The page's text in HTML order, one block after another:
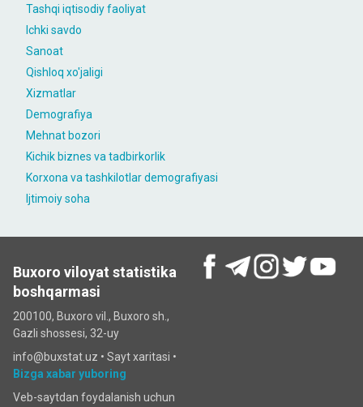
Tashqi iqtisodiy faoliyat
Ichki savdo
Sanoat
Qishloq xo'jaligi
Xizmatlar
Demografiya
Mehnat bozori
Kichik biznes va tadbirkorlik
Korxona va tashkilotlar demografiyasi
Ijtimoiy soha
Buxoro viloyat statistika
boshqarmasi
200100, Buxoro vil., Buxoro sh.,
Gazli shossesi, 32-uy
info@buxstat.uz • Sayt xaritasi •
Bizga xabar yuboring
Veb-saytdan foydalanish uchun